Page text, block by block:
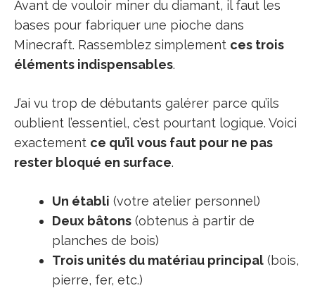
Avant de vouloir miner du diamant, il faut les
bases pour fabriquer une pioche dans
Minecraft. Rassemblez simplement ces trois
éléments indispensables.
J’ai vu trop de débutants galérer parce qu’ils
oublient l’essentiel, c’est pourtant logique. Voici
exactement ce qu’il vous faut pour ne pas
rester bloqué en surface.
Un établi (votre atelier personnel)
Deux bâtons (obtenus à partir de
planches de bois)
Trois unités du matériau principal (bois,
pierre, fer, etc.)